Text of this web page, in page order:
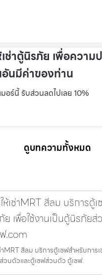
เช่าตู้นิรภัย เพื่อความ
นมีค่าของท่าน
อร์นี้ รับส่วนลดไปเลย 10%
ดูบทความทั้งหมด
เช่าMRT สีลม บริการตู้
ย เพื่อใช้งานเป็นตู้นิรภัย
.com
MRT สีลม บริการตู้เซฟสำหรับการ
นตัวและตู้เซฟส่วนตัว ตู้เซฟ.